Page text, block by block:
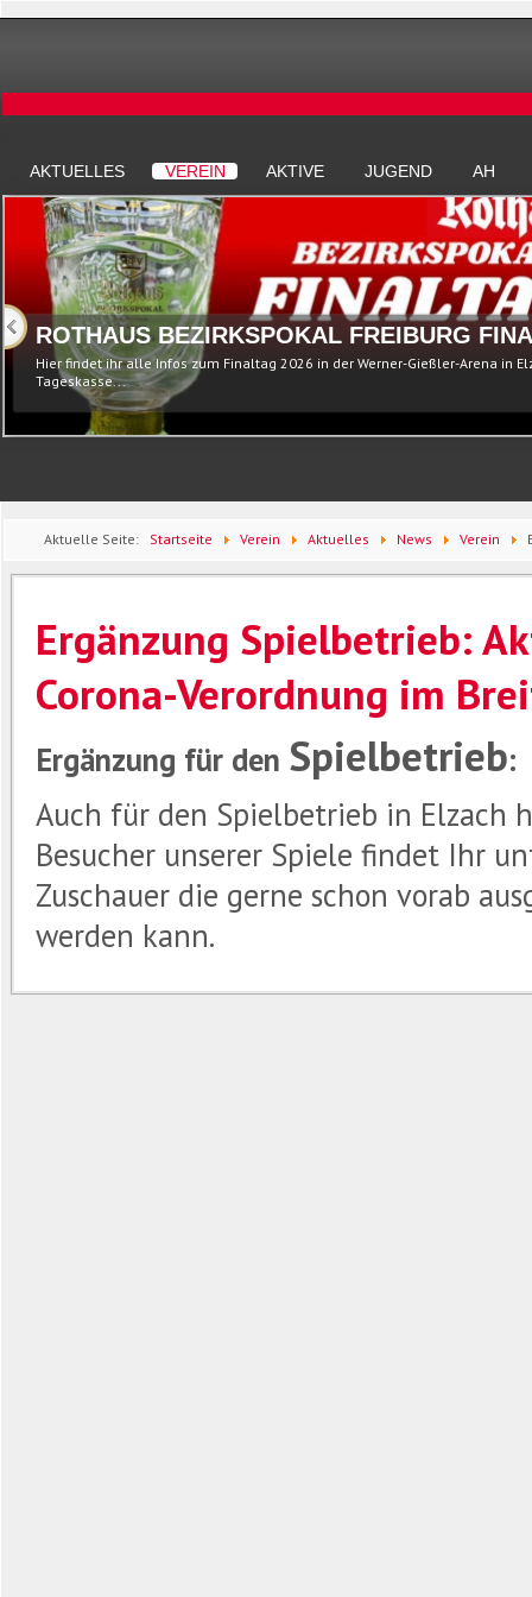
AKTUELLES VEREIN AKTIVE JUGEND AH
ROTHAUS BEZIRKSPOKAL FREIBURG
Hier findet ihr alle Infos zum Finaltag 2026 in der Werner-Gießler-Arena in
Tageskasse...
Aktuelle Seite: Startseite Verein Aktuelles News Verein
Ergänzung Spielbetrieb:
Corona-Verordnung im
Ergänzung für den Spielbetrieb:
Auch für den Spielbetrieb in Elzach
Besucher unserer Spiele findet Ihr
Zuschauer die gerne schon vorab
werden kann.